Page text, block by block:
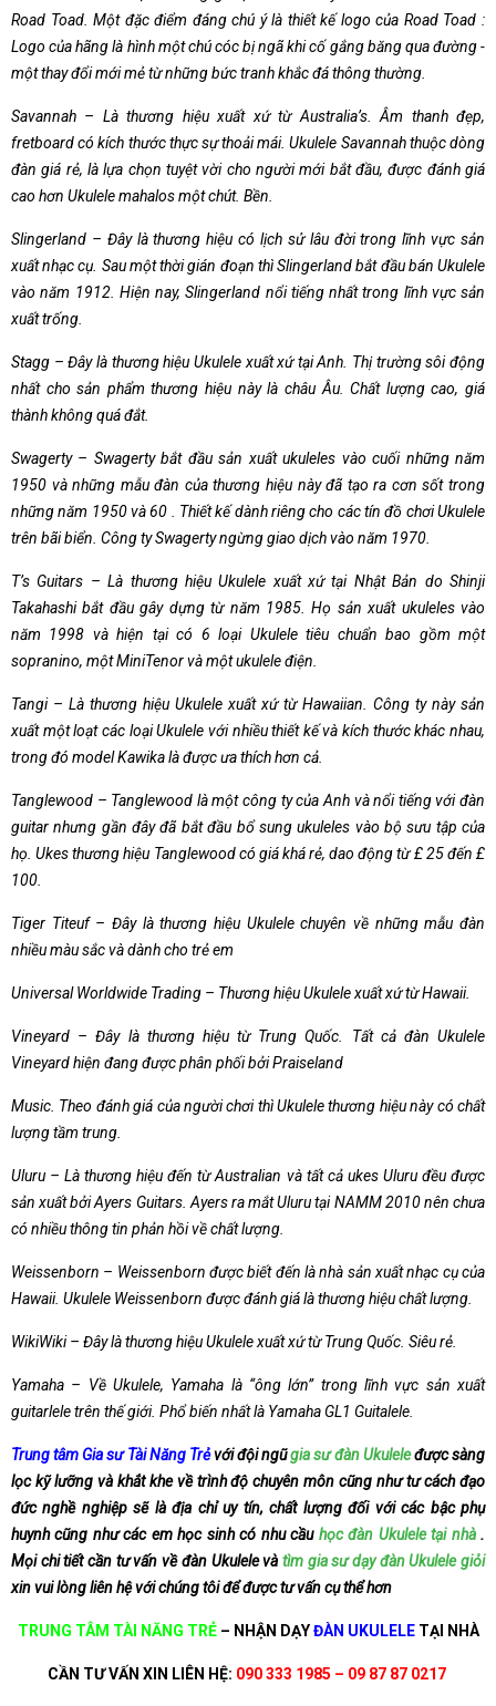
Road Toad. Một đặc điểm đáng chú ý là thiết kế logo của Road Toad :
Logo của hãng là hình một chú cóc bị ngã khi cố gắng băng qua đường ­
một thay đổi mới mẻ từ những bức tranh khắc đá thông thường.
Savannah – Là thương hiệu xuất xứ từ Australia’s. Âm thanh đẹp,
fretboard có kích thước thực sự thoải mái. Ukulele Savannah thuộc dòng
đàn giá rẻ, là lựa chọn tuyệt vời cho người mới bắt đầu, được đánh giá
cao hơn Ukulele mahalos một chút. Bền.
Slingerland – Đây là thương hiệu có lịch sử lâu đời trong lĩnh vực sản
xuất nhạc cụ. Sau một thời gián đoạn thì Slingerland bắt đầu bán Ukulele
vào năm 1912. Hiện nay, Slingerland nổi tiếng nhất trong lĩnh vực sản
xuất trống.
Stagg – Đây là thương hiệu Ukulele xuất xứ tại Anh. Thị trường sôi động
nhất cho sản phẩm thương hiệu này là châu Âu. Chất lượng cao, giá
thành không quá đắt.
Swagerty – Swagerty bắt đầu sản xuất ukuleles vào cuối những năm
1950 và những mẫu đàn của thương hiệu này đã tạo ra cơn sốt trong
những năm 1950 và 60 . Thiết kế dành riêng cho các tín đồ chơi Ukulele
trên bãi biển. Công ty Swagerty ngừng giao dịch vào năm 1970.
T’s Guitars – Là thương hiệu Ukulele xuất xứ tại Nhật Bản do Shinji
Takahashi bắt đầu gây dựng từ năm 1985. Họ sản xuất ukuleles vào
năm 1998 và hiện tại có 6 loại Ukulele tiêu chuẩn bao gồm một
sopranino, một MiniTenor và một ukulele điện.
Tangi – Là thương hiệu Ukulele xuất xứ từ Hawaiian. Công ty này sản
xuất một loạt các loại Ukulele với nhiều thiết kế và kích thước khác nhau,
trong đó model Kawika là được ưa thích hơn cả.
Tanglewood – Tanglewood là một công ty của Anh và nổi tiếng với đàn
guitar nhưng gần đây đã bắt đầu bổ sung ukuleles vào bộ sưu tập của
họ. Ukes thương hiệu Tanglewood có giá khá rẻ, dao động từ £ 25 đến £
100.
Tiger Titeuf – Đây là thương hiệu Ukulele chuyên về những mẫu đàn
nhiều màu sắc và dành cho trẻ em
Universal Worldwide Trading – Thương hiệu Ukulele xuất xứ từ Hawaii.
Vineyard – Đây là thương hiệu từ Trung Quốc. Tất cả đàn Ukulele
Vineyard hiện đang được phân phối bởi Praiseland
Music. Theo đánh giá của người chơi thì Ukulele thương hiệu này có chất
lượng tầm trung.
Uluru – Là thương hiệu đến từ Australian và tất cả ukes Uluru đều được
sản xuất bởi Ayers Guitars. Ayers ra mắt Uluru tại NAMM 2010 nên chưa
có nhiều thông tin phản hồi về chất lượng.
Weissenborn – Weissenborn được biết đến là nhà sản xuất nhạc cụ của
Hawaii. Ukulele Weissenborn được đánh giá là thương hiệu chất lượng.
WikiWiki – Đây là thương hiệu Ukulele xuất xứ từ Trung Quốc. Siêu rẻ.
Yamaha – Về Ukulele, Yamaha là “ông lớn” trong lĩnh vực sản xuất
guitarlele trên thế giới. Phổ biến nhất là Yamaha GL­1 Guitalele.
Trung tâm Gia sư Tài Năng Trẻvới đội ngũgia sư đàn Ukuleleđược sàng
lọc kỹ lưỡng và khắt khe về trình độ chuyên môn cũng như tư cách đạo
đức nghề nghiệp sẽ là địa chỉ uy tín, chất lượng đối với các bậc phụ
huynh cũng như các em học sinh có nhu cầu học đàn Ukulele tại nhà.
Mọi chi tiết cần tư vấn về đàn Ukulele và tìm gia sư dạy đàn Ukulele giỏi
xin vui lòng liên hệ với chúng tôi để được tư vấn cụ thể hơn
TRUNG TÂM TÀI NĂNG TRẺ– NHẬN DẠYĐÀN UKULELETẠI NHÀ
CẦN TƯ VẤN XIN LIÊN HỆ: 090 333 1985 – 09 87 87 0217